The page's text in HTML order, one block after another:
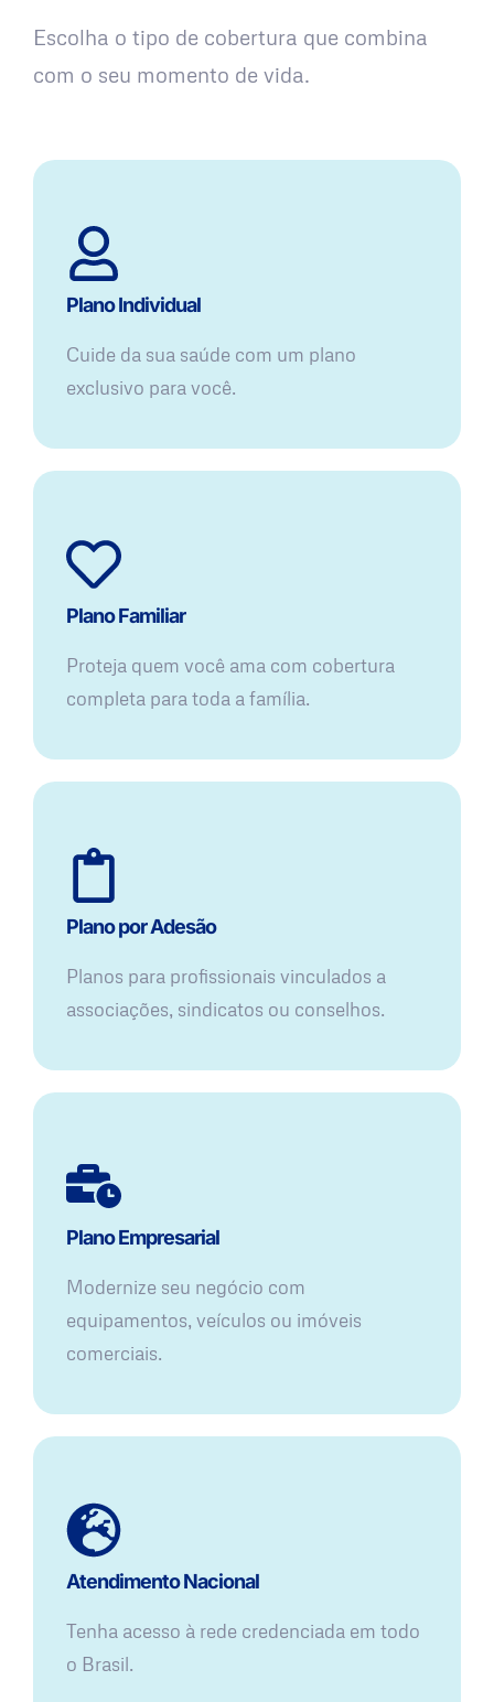
Escolha o tipo de cobertura que combina
com o seu momento de vida.
Plano Individual
Cuide da sua saúde com um plano
exclusivo para você.
Plano Familiar
Proteja quem você ama com cobertura
completa para toda a família.
Plano por Adesão
Planos para profissionais vinculados a
associações, sindicatos ou conselhos.
Plano Empresarial
Modernize seu negócio com
equipamentos, veículos ou imóveis
comerciais.
Atendimento Nacional
Tenha acesso à rede credenciada em todo
o Brasil.